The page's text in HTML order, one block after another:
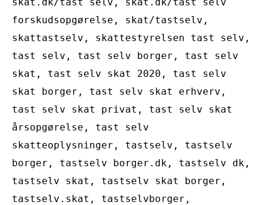
forskudsopgørelse, skat/tastselv,
skattastselv, skattestyrelsen tast selv,
tast selv, tast selv borger, tast selv
skat, tast selv skat 2020, tast selv
skat borger, tast selv skat erhverv,
tast selv skat privat, tast selv skat
årsopgørelse, tast selv
skatteoplysninger, tastselv, tastselv
borger, tastselv borger.dk, tastselv dk,
tastselv skat, tastselv skat borger,
tastselv.skat, tastselvborger,